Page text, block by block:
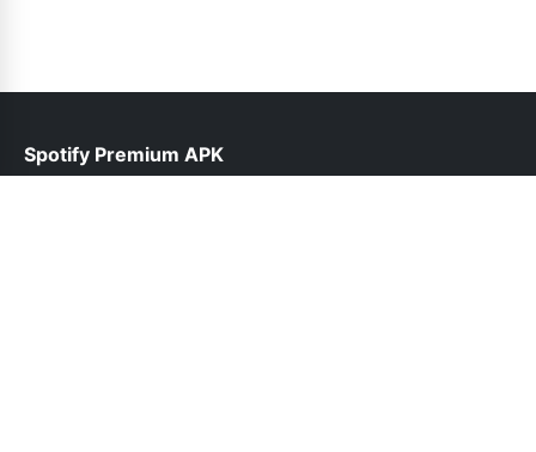
Spotify Premium APK